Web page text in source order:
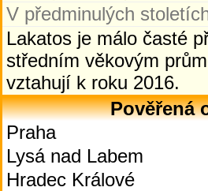
V předminulých
Lakatos je málo časté
středním věkovým
vztahují k roku 2016.
Pověřená
Praha
Lysá nad Labem
Hradec Králové